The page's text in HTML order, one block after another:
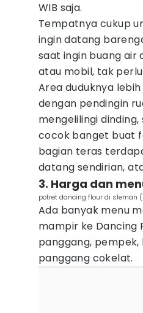
WIB saja.
Tempatnya cukup
ingin datang
saat ingin buang air
atau mobil, tak
Area duduknya
dengan pendingin
mengelilingi
cocok banget buat
bagian teras
datang sendirian,
3. Harga dan
potret dancing flour di sleman
Ada banyak menu
mampir ke Dancing
panggang,
panggang cokelat.